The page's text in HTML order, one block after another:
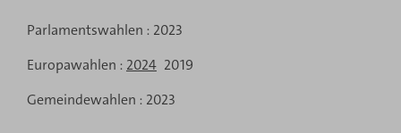
Menu
de
navigation
Parlamentswahlen : 2023
Europawahlen : 2024 2019
Gemeindewahlen : 2023